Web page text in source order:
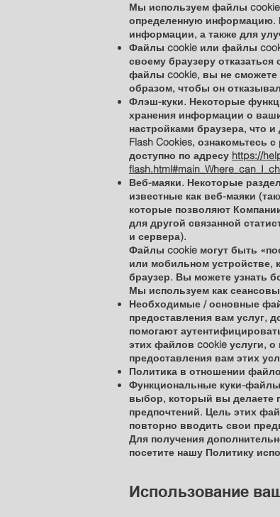
Мы используем файлы cookie
определенную информацию.
информации, а также для
Файлы cookie или файлы
своему браузеру
файлы cookie, вы не сможете
образом, чтобы он
Флэш-куки. Некоторые
хранения информации о
настройками браузера, что
Flash Cookies, ознакомьтесь
доступно по адресу https://
Веб-маяки. Некоторые
известные как веб-маяки
которые позволяют
для другой связанной
и сервера).
Файлы cookie могут быть
или мобильном устройстве,
браузер. Вы можете узнать
Мы используем как
Необходимые / основные
предоставления вам услуг,
помогают
этих файлов cookie услуги,
предоставления вам этих
Политика в отношении
Функциональные куки-
выбор, который вы делаете
предпочтений. Цель этих
повторно вводить свои
Для получения
посетите нашу Политику
Использование